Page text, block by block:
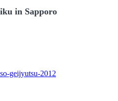
in Sapporo